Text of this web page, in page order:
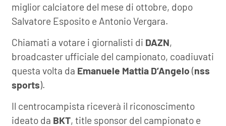
miglior calciatore del mese di ottobre, dopo
Salvatore Esposito e Antonio Vergara.
Chiamati a votare i giornalisti di DAZN,
broadcaster ufficiale del campionato, coadiuvati
questa volta da Emanuele Mattia D’Angelo (nss
sports).
Il centrocampista riceverà il riconoscimento
ideato da BKT, title sponsor del campionato e